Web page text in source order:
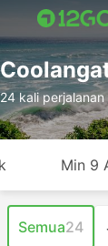
24 kali perjalanan
Min 9
Semua24